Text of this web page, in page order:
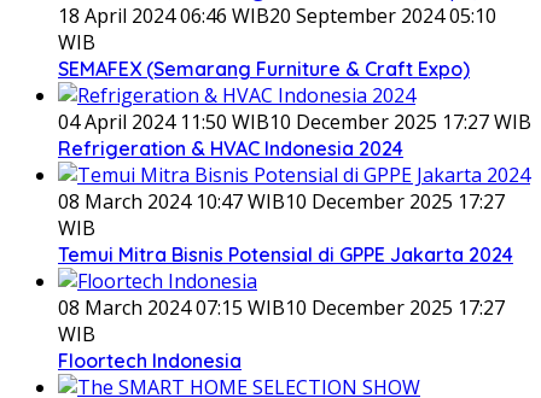
18 April 2024 06:46 WIB20 September 2024 05:10
WIB
SEMAFEX (Semarang Furniture & Craft Expo)
04 April 2024 11:50 WIB10 December 2025 17:27 WIB
Refrigeration & HVAC Indonesia 2024
08 March 2024 10:47 WIB10 December 2025 17:27
WIB
Temui Mitra Bisnis Potensial di GPPE Jakarta 2024
08 March 2024 07:15 WIB10 December 2025 17:27
WIB
Floortech Indonesia